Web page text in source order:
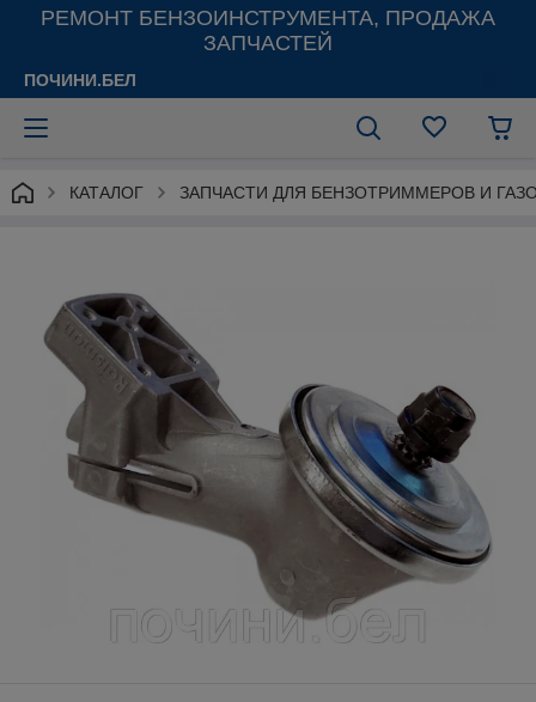
РЕМОНТ БЕНЗОИНСТРУМЕНТА, ПРОДАЖА
ЗАПЧАСТЕЙ
ПОЧИНИ.БЕЛ
КАТАЛОГ ЗАПЧАСТИ ДЛЯ БЕНЗОТРИММЕРОВ И